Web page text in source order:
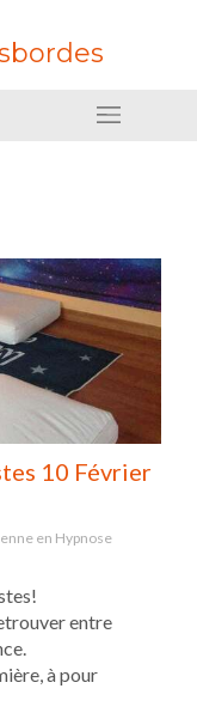
10 Février
en Hypnose
entre
à pour